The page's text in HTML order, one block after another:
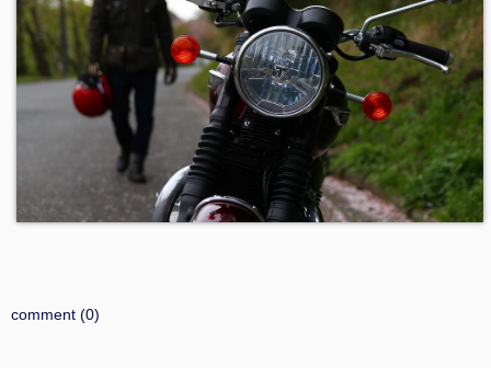
comment (0)